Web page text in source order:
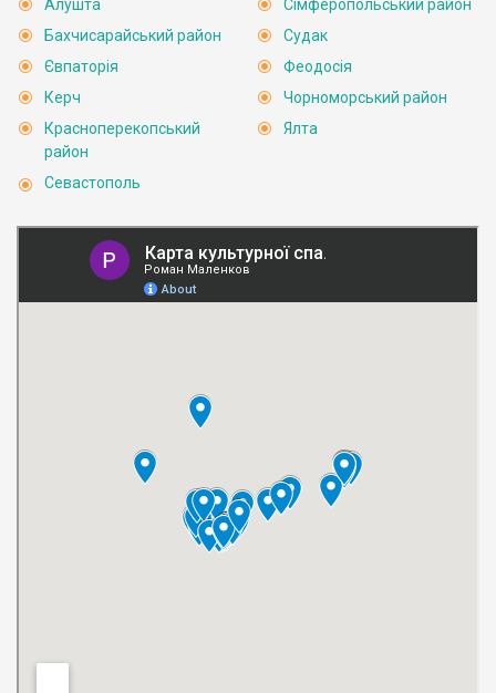
Алушта
Бахчисарайський район
Євпаторія
Керч
Красноперекопський
район
Севастополь
Сімферопольський район
Судак
Феодосія
Чорноморський район
Ялта